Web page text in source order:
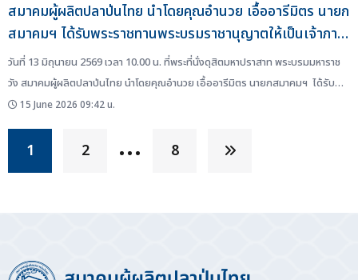
สมาคมผู้ผลิตปลาป่นไทย นำโดยคุณอำนวย เอื้ออารีมิตร นายก
สมาคมฯ ได้รับพระราชทานพระบรมราชานุญาตให้เป็นเจ้าภาพ
ในการบำเพ็ญกุศล ถวายพระบรมศพ สมเด็จพระนางเจ้าสิริกิติ์
พระบรมราชินีนาถ พระบรมราชชนนีพันปีหลวง
วันที่ 13 มิถุนายน 2569 เวลา 10.00 น. ที่พระที่นั่งดุสิตมหาปราสาท พระบรมมหาราช
วัง สมาคมผู้ผลิตปลาป่นไทย นำโดยคุณอำนวย เอื้ออารีมิตร นายกสมาคมฯ ได้รับ
พระราชทานพระบรมราชานุญาต ให้เป็นเจ้าภาพในการบำเพ็ญกุศล ถวายพระบรมศพ
สมเด็จพระนางเจ้าสิริกิติ์ พระบรมราชินีนาถ พระบรมราชชนนีพันปีหลวง ในการถวาย
ภัตตาหารเพลแด่พระสงฆ์...
15 June 2026 09:42 น.
1 2 … 8